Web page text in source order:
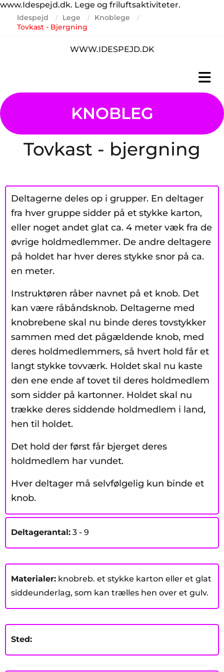
www.Idespejd.dk. Lege og friluftsaktiviteter.
Idespejd / Lege / Knoblege /
Tovkast - Bjergning
WWW.IDESPEJD.DK
KNOBLEG
Tovkast - bjergning
Deltagerne deles op i grupper. En deltager
fra hver gruppe sidder på et stykke karton,
eller noget andet glat ca. 4 meter væk fra de
øvrige holdmedlemmer. De andre deltagere
på holdet har hver deres stykke snor på ca.
en meter.
Instruktøren råber navnet på et knob. Det
kan være råbåndsknob. Deltagerne med
knobrebene skal nu binde deres tovstykker
sammen med det pågældende knob, med
deres holdmedlemmers, så hvert hold får et
langt stykke tovværk. Holdet skal nu kaste
den ene ende af tovet til deres holdmedlem
som sidder på kartonner. Holdet skal nu
trække deres siddende holdmedlem i land,
hen til holdet.
Det hold der først får bjerget deres
holdmedlem har vundet.
Hver deltager må selvfølgelig kun binde et
knob.
Deltagerantal: 3 - 9
Materialer: knobreb. et stykke karton eller et glat
siddeunderlag, som kan trælles hen over et gulv.
Sted: